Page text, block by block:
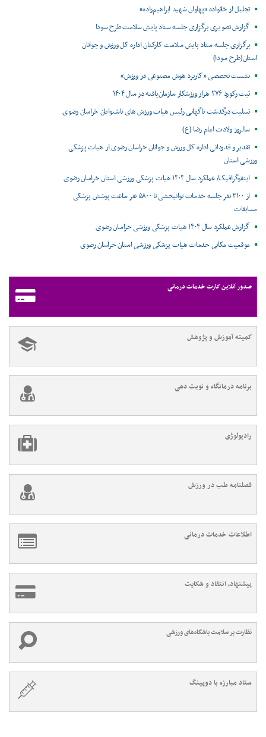
تجلیل از خانواده «پهلوان شهید ابراهیم‌زاده»
گزارش تصویری برگزاری جلسه ستاد پایش سلامت طرح سودا
برگزاری جلسه ستاد پایش سلامت کارکنان اداره کل ورزش و جوانان
استان(طرح سودا)
نشست تخصصی «کاربرد هوش مصنوعی در ورزش»
ثبت رکورد ۲۷۶ هزار ورزشکار سازمان‌یافته در سال ۱۴۰۴
تسلیت درگذشت ناگهانی رئیس هیات ورزش های ناشنوایان خراسان رضوی
سالروز ولادت امام رضا (ع)
تقدیر و قدردانی اداره کل ورزش و جوانان خراسان رضوی از هیات پزشکی
ورزشی استان
اینفوگرافیک/ عملکرد سال ۱۴۰۴ هیات پزشکی ورزشی استان خراسان رضوی
از ۳۱۰۰ نفر جلسه خدمات توانبخشی تا ۵۸۰۰ نفر ساعت پوشش پزشکی
مسابقات
گزارش عملکرد سال ۱۴۰۴ هیات پزشکی ورزشی خراسان رضوی
موقعیت مکانی خدمات هیات پزشکی ورزشی استان خراسان رضوی ‌
صدور آنلاین کارت خدمات درمانی
کمیته آموزش و پژوهش
برنامه درمانگاه و نوبت دهی
رادیولوژی
فصلنامه طب در ورزش
اطلاعات خدمات درمانی
پیشنهاد، انتقاد و شکایت
نظارت بر سلامت باشگاه‌های ورزشی
ستاد مبارزه با دوپینگ